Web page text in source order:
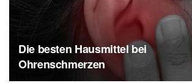
Die besten Hausmittel bei
Ohrenschmerzen